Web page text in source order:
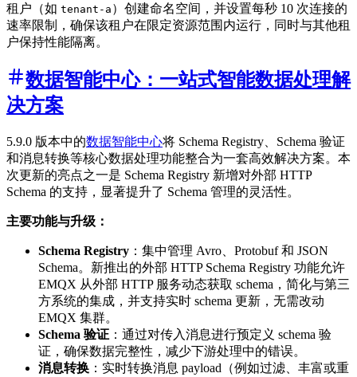
租户（如 tenant-a ）创建命名空间，并设置每秒 10 次连接的
速率限制，确保该租户在限定资源范围内运行，同时与其他租
户保持性能隔离。
数据智能中心：一站式智能数据处理解
决方案
5.9.0 版本中的数据智能中心将 Schema Registry、Schema 验证
和消息转换等核心数据处理功能整合为一套高效解决方案。本
次更新的亮点之一是 Schema Registry 新增对外部 HTTP
Schema 的支持，显著提升了 Schema 管理的灵活性。
主要功能与升级：
Schema Registry ：集中管理 Avro、Protobuf 和 JSON
Schema。新推出的外部 HTTP Schema Registry 功能允许
EMQX 从外部 HTTP 服务动态获取 schema，简化与第三
方系统的集成，并支持实时 schema 更新，无需改动
EMQX 集群。
Schema 验证 ：通过对传入消息进行预定义 schema 验
证，确保数据完整性，减少下游处理中的错误。
消息转换 ：实时转换消息 payload（例如过滤、丰富或重